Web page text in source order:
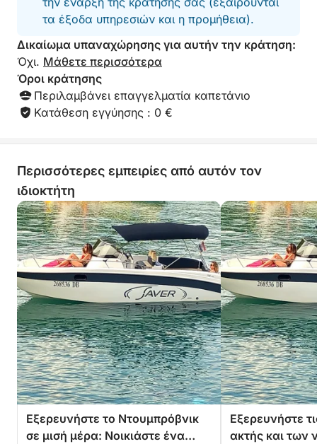
τα έξοδα υπηρεσιών και η προμήθεια).
Δικαίωμα υπαναχώρησης για αυτήν την κράτηση:
Όχι. Μάθετε περισσότερα
Όροι κράτησης
Περιλαμβάνει επαγγελματία καπετάνιο
Κατάθεση εγγύησης : 0 €
Περισσότερες εμπειρίες από αυτόν τον
ιδιοκτήτη
Εξερευνήστε το Ντουμπρόβνικ
σε μισή μέρα: Νοικιάστε ένα
Εξερευνήστε
ακτής και των